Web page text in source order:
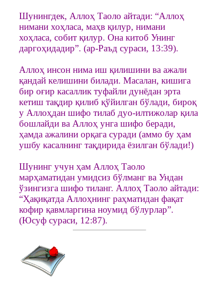
Шунингдек, Аллоҳ Таоло айтади: “Аллоҳ
нимани хоҳласа, маҳв қилур, нимани
хоҳласа, собит қилур. Она китоб Унинг
даргоҳидадир”. (ар-Раъд сураси, 13:39).
Аллоҳ инсон нима иш қилишини ва ажали
қандай келишини билади. Масалан, кишига
бир оғир касаллик туфайли дунёдан эрта
кетиш тақдир қилиб қўйилган бўлади, бироқ
у Аллоҳдан шифо тилаб дуо-илтижолар қила
бошлайди ва Аллоҳ унга шифо беради,
ҳамда ажалини орқага суради (аммо бу ҳам
ушбу касалнинг тақдирида ёзилган бўлади!)
Шунинг учун ҳам Аллоҳ Таоло
марҳаматидан умидсиз бўлманг ва Ундан
ўзингизга шифо тиланг. Аллоҳ Таоло айтади:
“Ҳақиқатда Аллоҳнинг раҳматидан фақат
кофир қавмларгина ноумид бўлурлар”.
(Юсуф сураси, 12:87).